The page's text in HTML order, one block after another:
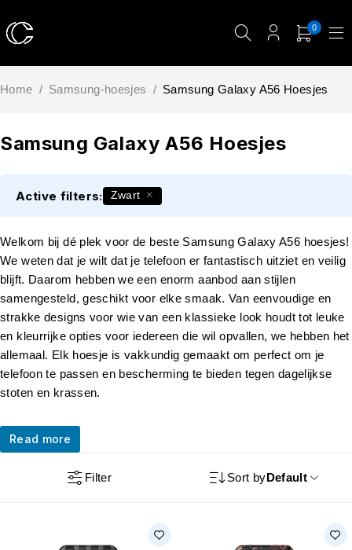
0
Samsung Galaxy A56 Hoesjes
Home / Samsung-hoesjes / Samsung Galaxy A56 Hoesjes
Welkom bij dé plek voor de beste Samsung Galaxy A56 hoesjes!
We weten dat je wilt dat je telefoon er fantastisch uitziet en veilig
blijft. Daarom hebben we een enorm aanbod aan stijlen
samengesteld, geschikt voor elke smaak. Van eenvoudige en
strakke designs voor wie van een klassieke look houdt tot leuke
en kleurrijke opties voor iedereen die wil opvallen, we hebben het
allemaal. Elk hoesje is vakkundig gemaakt om perfect om je
telefoon te passen en bescherming te bieden tegen dagelijkse
stoten en krassen.
Read more
Filter Sort byDefault
Active filters: Zwart